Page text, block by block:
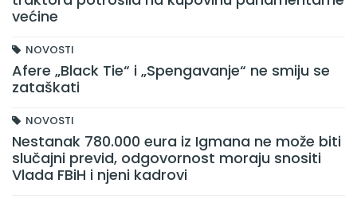
većine
NOVOSTI
Afere „Black Tie“ i „Spengavanje“ ne smiju se
zataškati
NOVOSTI
Nestanak 780.000 eura iz Igmana ne može biti
slučajni previd, odgovornost moraju snositi
Vlada FBiH i njeni kadrovi